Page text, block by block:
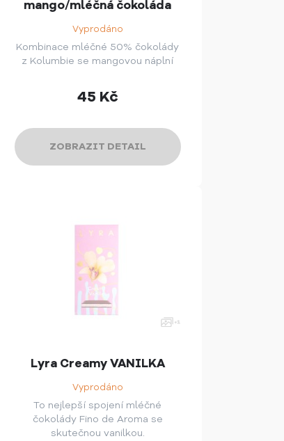
mango/mléčná čokoláda
Vyprodáno
Kombinace mléčné 50% čokolády
z Kolumbie se mangovou náplní
45 Kč
ZOBRAZIT DETAIL
Lyra Creamy VANILKA
Vyprodáno
To nejlepší spojení mléčné
čokolády Fino de Aroma se
skutečnou vanilkou.